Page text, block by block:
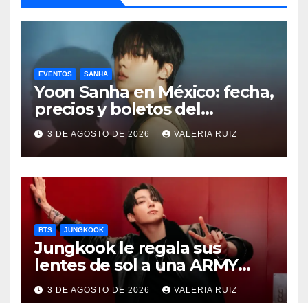
EVENTOS SANHA
Yoon Sanha en México: fecha,
precios y boletos del
FANCON
3 DE AGOSTO DE 2026 VALERIA RUIZ
BTS JUNGKOOK
Jungkook le regala sus
lentes de sol a una ARMY
durante concierto de BTS
3 DE AGOSTO DE 2026 VALERIA RUIZ